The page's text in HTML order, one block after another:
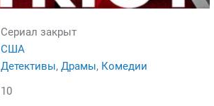
Сериал закрыт
США
Детективы, Драмы, Комедии
10